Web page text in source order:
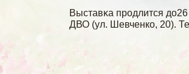
Выставκа продлится
ДВО (ул. Шевченко, 20).